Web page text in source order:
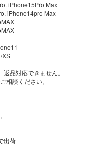
iPhone15Pro Max
iPhone14pro Max
XS
品対応できません。
相談ください。
出荷